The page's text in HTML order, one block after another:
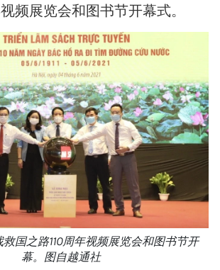
频展览会和图书节开幕式。
国之路110周年视频展览会和图书节开
幕。图自越通社